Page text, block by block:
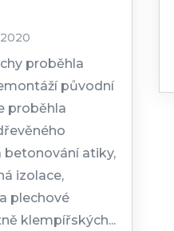
proběhla
původní
proběhla
betonování atiky,
izolace,
plechové
klempířských...